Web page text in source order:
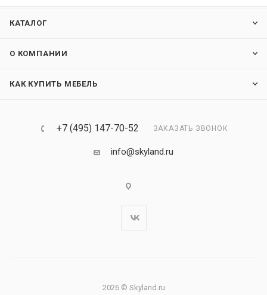
КАТАЛОГ
О КОМПАНИИ
КАК КУПИТЬ МЕБЕЛЬ
+7 (495) 147-70-52 ЗАКАЗАТЬ ЗВОНОК
info@skyland.ru
2026 © Skyland.ru